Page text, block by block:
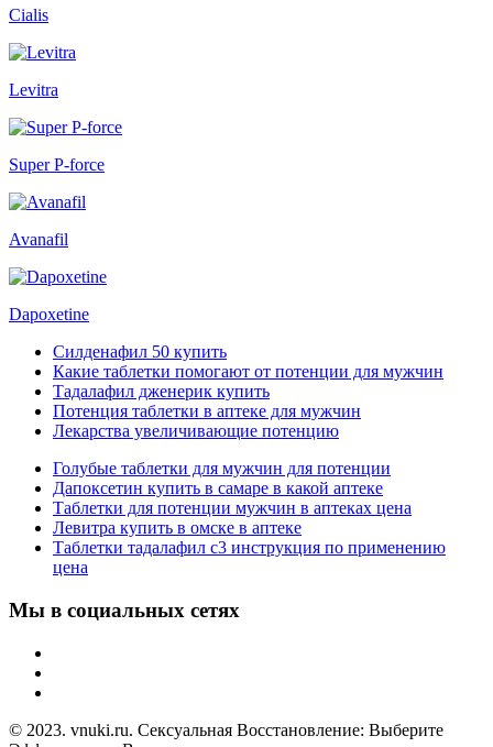
Cialis
Levitra
Super P-force
Avanafil
Dapoxetine
Силденафил 50 купить
Какие таблетки помогают от потенции для мужчин
Тадалафил дженерик купить
Потенция таблетки в аптеке для мужчин
Лекарства увеличивающие потенцию
Голубые таблетки для мужчин для потенции
Дапоксетин купить в самаре в какой аптеке
Таблетки для потенции мужчин в аптеках цена
Левитра купить в омске в аптеке
Таблетки тадалафил с3 инструкция по применению
цена
Мы в социальных сетях
© 2023. vnuki.ru. Сексуальная Восстановление: Выберите